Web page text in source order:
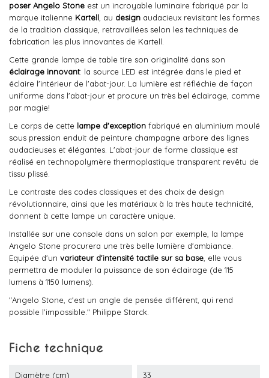
poser Angelo Stone est un incroyable luminaire fabriqué par la
marque italienne Kartell , au design audacieux revisitant les formes
de la tradition classique, retravaillées selon les techniques de
fabrication les plus innovantes de Kartell.
Cette grande lampe de table tire son originalité dans son
éclairage innovant: la source LED est intégrée dans le pied et
éclaire l'intérieur de l'abat-jour. La lumière est réfléchie de façon
uniforme dans l'abat-jour et procure un très bel éclairage, comme
par magie!
Le corps de cette lampe d'exception fabriqué en aluminium moulé
sous pression enduit de peinture champagne arbore des lignes
audacieuses et élégantes. L'abat-jour de forme classique est
réalisé en technopolymère thermoplastique transparent revêtu de
tissu plissé.
Le contraste des codes classiques et des choix de design
révolutionnaire, ainsi que les matériaux à la très haute technicité,
donnent à cette lampe un caractère unique.
Installée sur une console dans un salon par exemple, la lampe
Angelo Stone procurera une très belle lumière d'ambiance.
Equipée d'un variateur d'intensité tactile sur sa base , elle vous
permettra de moduler la puissance de son éclairage (de 115
lumens à 1150 lumens).
"Angelo Stone, c'est un angle de pensée différent, qui rend
possible l'impossible." Philippe Starck.
Fiche technique
Diamètre (cm) 33